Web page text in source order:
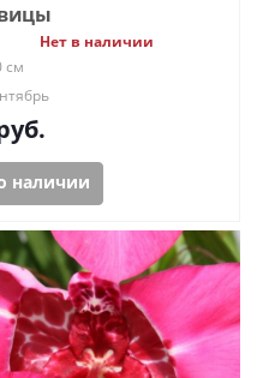
Нет в наличии
см
наличии